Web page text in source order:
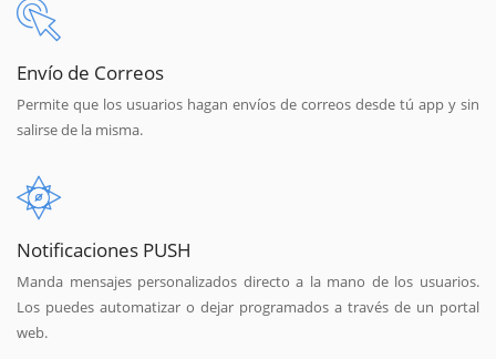
Envío de Correos
Permite que los usuarios hagan envíos de correos desde tú app y sin
salirse de la misma.
Notificaciones PUSH
Manda mensajes personalizados directo a la mano de los usuarios.
Los puedes automatizar o dejar programados a través de un portal
web.